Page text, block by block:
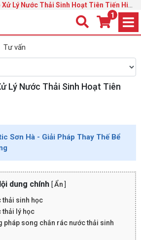
Lý Nước Thải Sinh Hoạt Tiên Tiến Hiện
Nay
1
Tư vấn
Lý Nước Thải Sinh Hoạt Tiên
Sơn Hà - Giải Pháp Thay Thế Bể
dung chính [Ẩn
thải sinh học
thải lý học
pháp song chắn rác nước thải sinh